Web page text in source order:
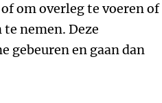
om overleg te voeren of
nemen. Deze
gebeuren en gaan dan